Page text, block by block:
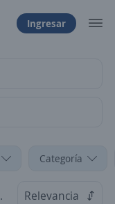
Ingresar
Categoría
Relevancia